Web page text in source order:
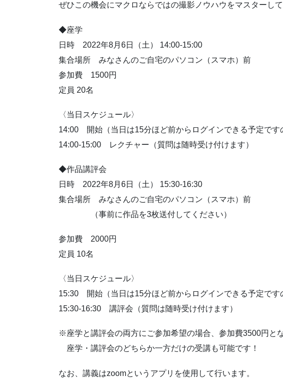
ぜひこの機会にマクロならではの撮影ノウハウをマスターして
◆座学
日時 2022年8月6日（土） 14:00-15:00
集合場所 みなさんのご自宅のパソコン（スマホ）前
参加費 1500円
定員 20名
〈当日スケジュール〉
14:00 開始（当日は15分ほど前からログインできる予定です
14:00-15:00 レクチャー（質問は随時受け付けます）
◆作品講評会
日時 2022年8月6日（土） 15:30-16:30
集合場所 みなさんのご自宅のパソコン（スマホ）前
（事前に作品を3枚送付してください）
参加費 2000円
定員 10名
〈当日スケジュール〉
15:30 開始（当日は15分ほど前からログインできる予定です
15:30-16:30 講評会（質問は随時受け付けます）
※座学と講評会の両方にご参加希望の場合、参加費3500円とな
座学・講評会のどちらか一方だけの受講も可能です！
なお、講義はzoomというアプリを使用して行います。